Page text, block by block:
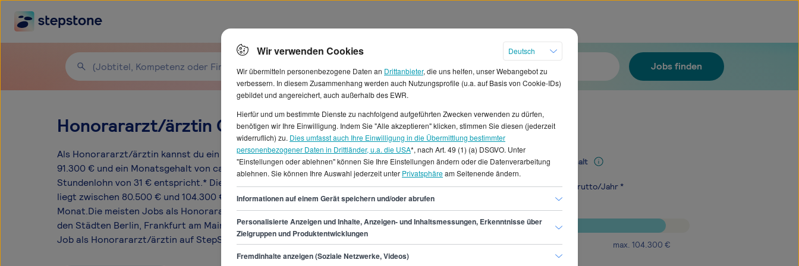
Jobs finden
Honorararzt/ärztin Gehälter in Deutschland
Als Honorararzt/ärztin kannst du ein durchschnittliches Jahresgehalt von
91.300 € und ein Monatsgehalt von ca. 7.608 € erwarten, was einem
Stundenlohn von 31 € entspricht.* Die Gehaltsspanne als Honorararzt/ärztin
liegt zwischen 80.500 € und 104.300 € pro Jahr und 6.708 € und 8.691 € pro
Monat.Die meisten Jobs als Honorararzt/ärztin werden aktuell angeboten in
den Städten Berlin, Frankfurt am Main, Essen.Deutschlandweit gibt es für den
Job als Honorararzt/ärztin auf StepStone.de 75 verfügbare Stellen.
Mediangehalt
91.300€ brutto/Jahr *
min.80.500€ max. 104.300 €
Wir verwenden Cookies
Deutsch
Wir übermitteln personenbezogene Daten an Drittanbieter, die uns helfen, unser Webangebot zu
verbessern. In diesem Zusammenhang werden auch Nutzungsprofile (u.a. auf Basis von Cookie-IDs)
gebildet und angereichert, auch außerhalb des EWR.
Hierfür und um bestimmte Dienste zu nachfolgend aufgeführten Zwecken verwenden zu dürfen,
benötigen wir Ihre Einwilligung. Indem Sie "Alle akzeptieren" klicken, stimmen Sie diesen (jederzeit
widerruflich) zu. Dies umfasst auch Ihre Einwilligung in die Übermittlung bestimmter
personenbezogener Daten in Drittländer, u.a. die USA*, nach Art. 49 (1) (a) DSGVO. Unter
"Einstellungen oder ablehnen" können Sie Ihre Einstellungen ändern oder die Datenverarbeitung
ablehnen. Sie können Ihre Auswahl jederzeit unter Privatsphäream Seitenende ändern.
Informationen auf einem Gerät speichern und/oder abrufen
Personalisierte Anzeigen und Inhalte, Anzeigen- und Inhaltsmessungen, Erkenntnisse über
Zielgruppen und Produktentwicklungen
Fremdinhalte anzeigen (Soziale Netzwerke, Videos)